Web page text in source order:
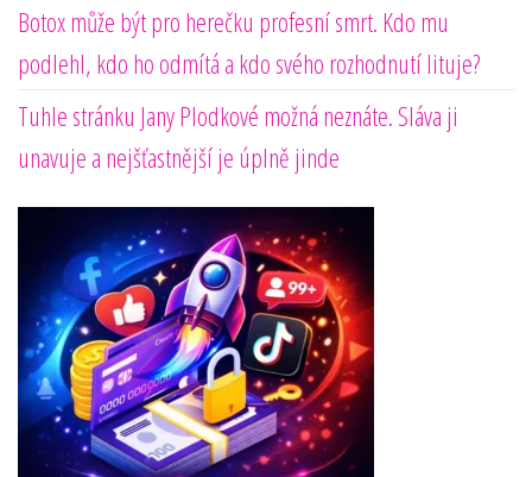
Botox může být pro herečku profesní smrt. Kdo mu
podlehl, kdo ho odmítá a kdo svého rozhodnutí lituje?
Tuhle stránku Jany Plodkové možná neznáte. Sláva ji
unavuje a nejšťastnější je úplně jinde